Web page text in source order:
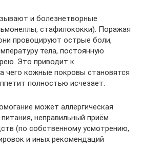
и болезнетворные
стафилококки). Поражая
провоцируют острые боли,
тела, постоянную
Это приводит к
чего кожные покровы становятся
полностью исчезает.
может аллергическая
неправильный приём
(по собственному усмотрению,
и иных рекомендаций